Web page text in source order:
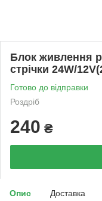
Блок живлення
стрічки 24W/
Готово до відправки
Роздріб
240 ₴
Опис Доставка